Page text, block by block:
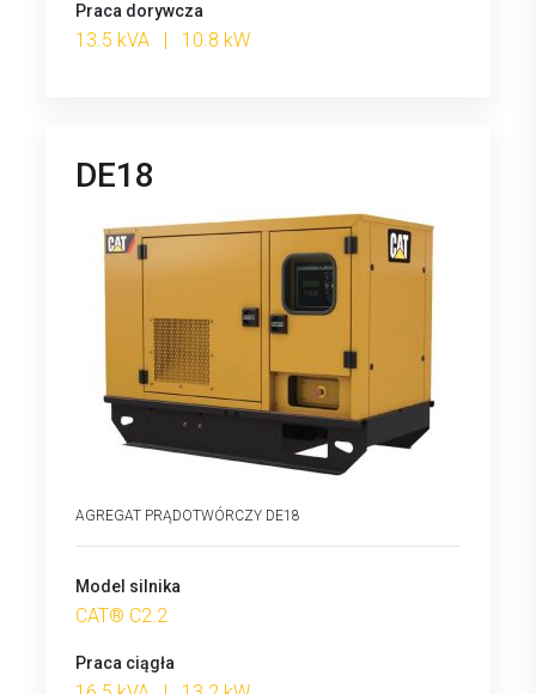
Praca dorywcza
13.5 kVA | 10.8 kW
DE18
AGREGAT PRĄDOTWÓRCZY DE18
Model silnika
CAT® C2.2
Praca ciągła